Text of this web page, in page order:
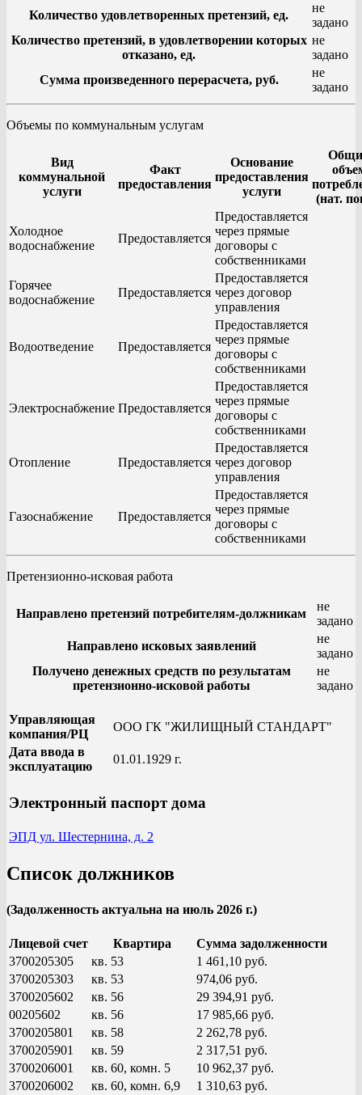
Количество удовлетворенных претензий, ед.
не
задано
Количество претензий, в удовлетворении которых
отказано, ед.
не
задано
Сумма произведенного перерасчета, руб.
не
задано
Объемы по коммунальным услугам
Вид
коммунальной
услуги
Факт
предоставления
Основание
предоставления
услуги
(нат.
Холодное
водоснабжение
Предоставляется
Предоставляется
через прямые
договоры с
собственниками
Горячее
водоснабжение
Предоставляется
Предоставляется
через договор
управления
Водоотведение Предоставляется
Предоставляется
через прямые
договоры с
собственниками
Электроснабжение Предоставляется
Предоставляется
через прямые
договоры с
собственниками
Отопление Предоставляется
Предоставляется
через договор
управления
Газоснабжение Предоставляется
Предоставляется
через прямые
договоры с
собственниками
Претензионно-исковая работа
Направлено претензий потребителям-должникам
не
задано
Направлено исковых заявлений
не
задано
Получено денежных средств по результатам
претензионно-исковой работы
не
задано
Управляющая
компания/РЦ
ООО ГК "ЖИЛИЩНЫЙ СТАНДАРТ"
Дата ввода в
эксплуатацию
01.01.1929 г.
Электронный паспорт дома
ЭПД ул. Шестернина, д. 2
Список должников
(Задолженность актуальна на июль 2026 г.)
Лицевой счет Квартира
Сумма задолженности
3700205305
кв. 53
1 461,10 руб.
3700205303
кв. 53
974,06 руб.
3700205602
кв. 56
29 394,91 руб.
00205602
кв. 56
17 985,66 руб.
3700205801
кв. 58
2 262,78 руб.
3700205901
кв. 59
2 317,51 руб.
3700206001
кв. 60, комн. 5
10 962,37 руб.
3700206002
кв. 60, комн. 6,9
1 310,63 руб.